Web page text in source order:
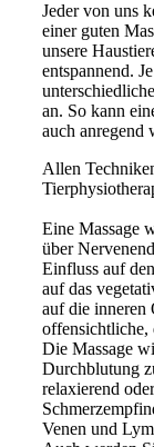
Jeder von uns
einer guten
unsere
entspannend.
an. So kann
auch anregend
Allen
Eine Massage
über
Einfluss auf
auf das
auf die inneren
offensichtliche,
Die Massage
Durchblutung
relaxierend
Venen und